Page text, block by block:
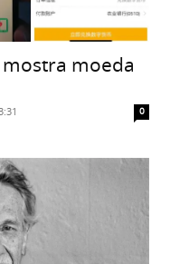
moeda
0